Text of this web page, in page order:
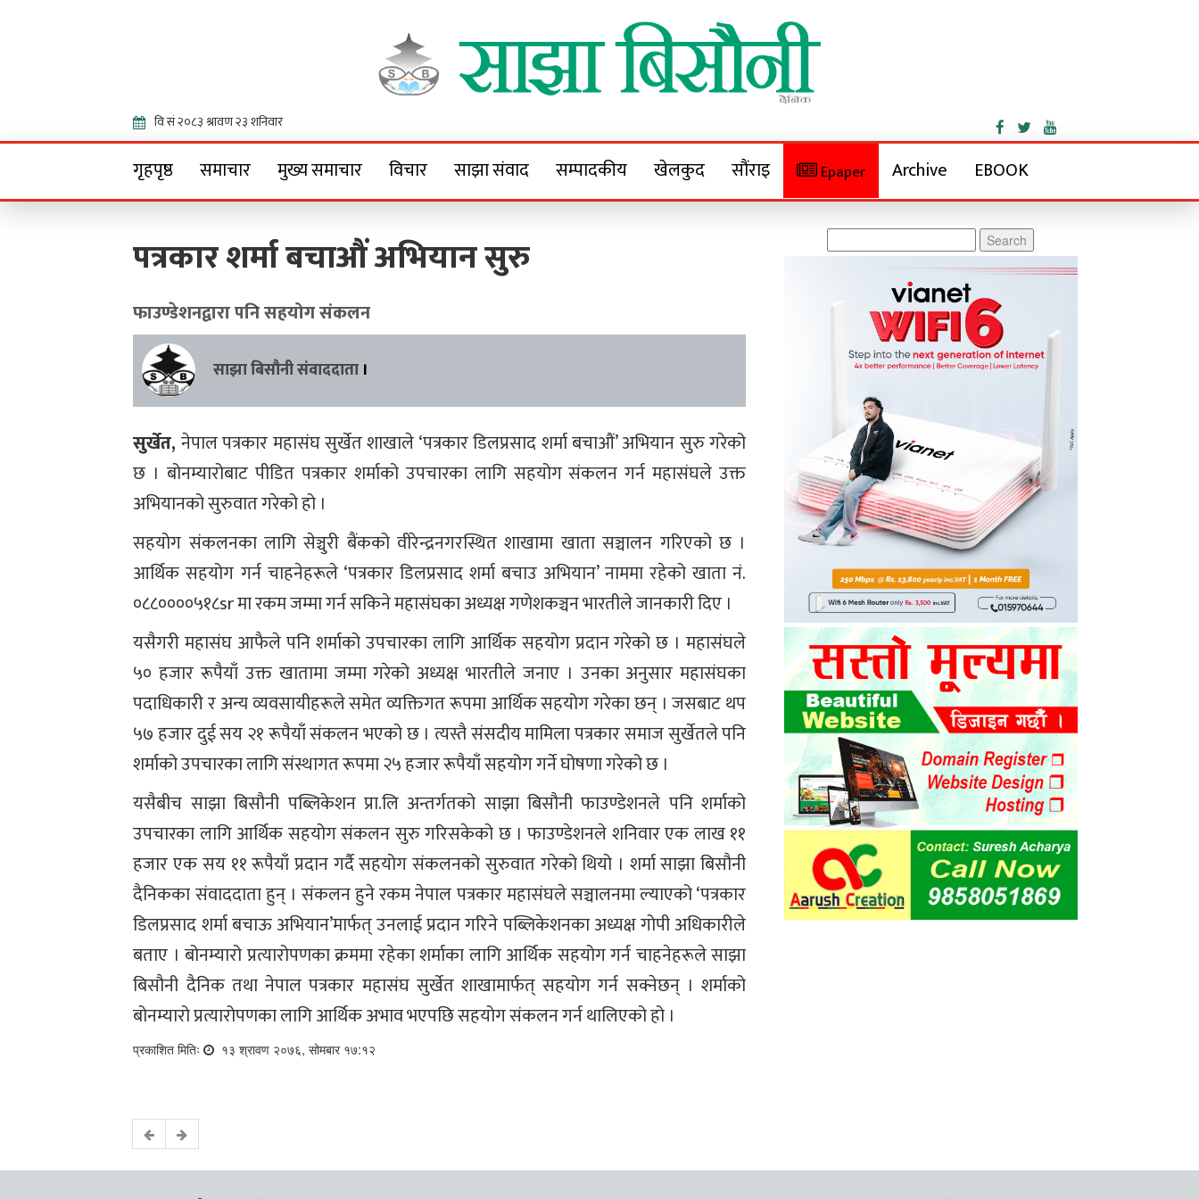
Sajha Bisaunee
गृहपृष्ठ समाचार मुख्य समाचार विचार साझा संवाद सम्पादकीय खेलकुद सौंराइ Epaper Archive EBOOK
पत्रकार शर्मा बचाऔं अभियान सुरु
फाउण्डेशनद्वारा पनि सहयोग संकलन
साझा बिसौनी संवाददाता ।
सुर्खेत, नेपाल पत्रकार महासंघ सुर्खेत शाखाले ‘पत्रकार डिलप्रसाद शर्मा बचाऔं’ अभियान सुरु गरेको
छ । बोनम्यारोबाट पीडित पत्रकार शर्माको उपचारका लागि सहयोग संकलन गर्न महासंघले उक्त
अभियानको सुरुवात गरेको हो ।
सहयोग संकलनका लागि सेञ्चुरी बैंकको वीरेन्द्रनगरस्थित शाखामा खाता सञ्चालन गरिएको छ ।
आर्थिक सहयोग गर्न चाहनेहरूले ‘पत्रकार डिलप्रसाद शर्मा बचाउ अभियान’ नाममा रहेको खाता नं.
०८८००००५१८sr मा रकम जम्मा गर्न सकिने महासंघका अध्यक्ष गणेशकञ्चन भारतीले जानकारी दिए ।
यसैगरी महासंघ आफैले पनि शर्माको उपचारका लागि आर्थिक सहयोग प्रदान गरेको छ । महासंघले
५० हजार रूपैयाँ उक्त खातामा जम्मा गरेको अध्यक्ष भारतीले जनाए । उनका अनुसार महासंघका
पदाधिकारी र अन्य व्यवसायीहरूले समेत व्यक्तिगत रूपमा आर्थिक सहयोग गरेका छन् । जसबाट थप
५७ हजार दुई सय २१ रूपैयाँ संकलन भएको छ । त्यस्तै संसदीय मामिला पत्रकार समाज सुर्खेतले पनि
शर्माको उपचारका लागि संस्थागत रूपमा २५ हजार रूपैयाँ सहयोग गर्ने घोषणा गरेको छ ।
यसैबीच साझा बिसौनी पब्लिकेशन प्रा.लि अन्तर्गतको साझा बिसौनी फाउण्डेशनले पनि शर्माको
उपचारका लागि आर्थिक सहयोग संकलन सुरु गरिसकेको छ । फाउण्डेशनले शनिवार एक लाख ११
हजार एक सय ११ रूपैयाँ प्रदान गर्दै सहयोग संकलनको सुरुवात गरेको थियो । शर्मा साझा बिसौनी
दैनिकका संवाददाता हुन् । संकलन हुने रकम नेपाल पत्रकार महासंघले सञ्चालनमा ल्याएको ‘पत्रकार
डिलप्रसाद शर्मा बचाऊ अभियान’मार्फत् उनलाई प्रदान गरिने पब्लिकेशनका अध्यक्ष गोपी अधिकारीले
बताए । बोनम्यारो प्रत्यारोपणका क्रममा रहेका शर्माका लागि आर्थिक सहयोग गर्न चाहनेहरूले साझा
बिसौनी दैनिक तथा नेपाल पत्रकार महासंघ सुर्खेत शाखामार्फत् सहयोग गर्न सक्नेछन् । शर्माको
बोनम्यारो प्रत्यारोपणका लागि आर्थिक अभाव भएपछि सहयोग संकलन गर्न थालिएको हो ।
प्रकाशित मितिः १३ श्रावण २०७६, सोमबार १७:१२
for: